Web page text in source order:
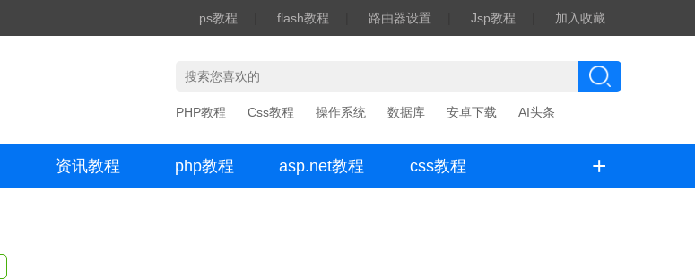
ps教程 flash教程 路由器设置 Jsp教程 加入收藏
PHP教程 Css教程 操作系统 数据库 安卓下载 AI头条
资讯教程 php教程 asp.net教程 css教程 +